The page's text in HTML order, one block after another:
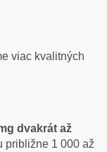
viac kvalitných
dvakrát až
približne 1 000 až